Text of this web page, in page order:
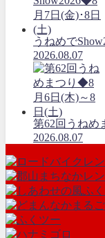
うねめで
2026.08.07
第62回うねめ
2026.08.07